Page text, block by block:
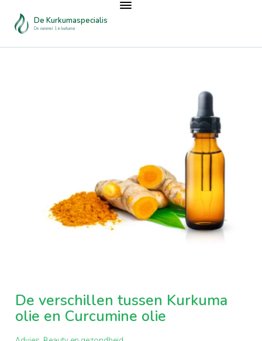
De Kurkumaspecialist
De nummer 1 in kurkuma
De verschillen tussen Kurkuma
olie en Curcumine olie